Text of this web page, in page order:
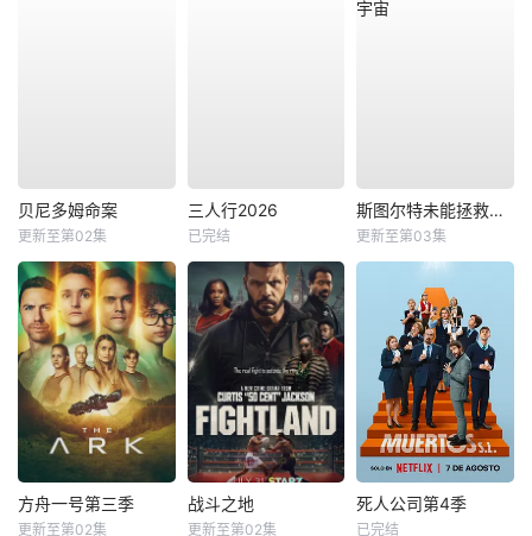
贝尼多姆命案
更新至第02集
三人行2026
已完结
斯图尔特未能拯救宇宙
更新至第03集
方舟一号第三季
更新至第02集
战斗之地
更新至第02集
死人公司第4季
已完结